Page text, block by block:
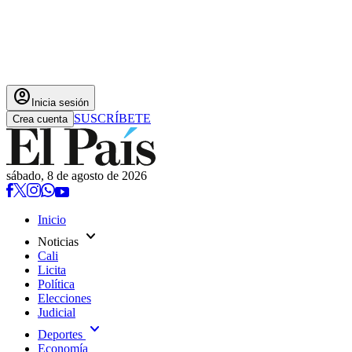
account_circle Inicia sesión
Crea cuenta SUSCRÍBETE
sábado, 8 de agosto de 2026
Inicio
Noticias expand_more
Cali
Licita
Política
Elecciones
Judicial
Deportes expand_more
Economía